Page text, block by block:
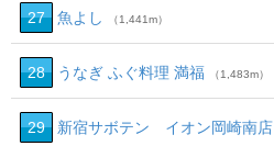
27 魚よし （1,441m）
28 うなぎ ふぐ料理 満福 （1,483m）
29 新宿サボテン イオン岡崎南店